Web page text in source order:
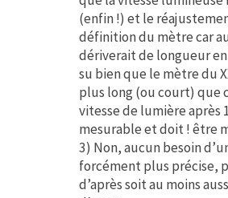
(enfin !) et le
définition du mètre car
dériverait de longueur
su bien que le mètre du
plus long (ou court) que
vitesse de lumière après
mesurable et doit ! être
3) Non, aucun besoin
forcément plus précise,
d’après soit au moins